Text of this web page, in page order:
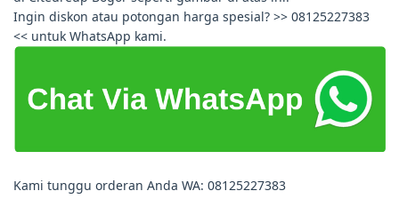
Ingin diskon atau potongan harga spesial? >> 08125227383
<< untuk WhatsApp kami.
Kami tunggu orderan Anda WA: 08125227383